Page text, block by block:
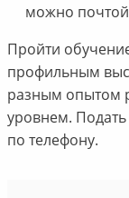
можно
Пройти
профильным
разным опытом
уровнем.
по телефону.